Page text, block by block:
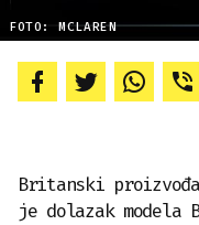
FOTO: MCLAREN
Britanski
je dolazak